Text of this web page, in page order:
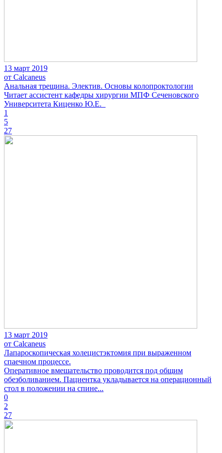
13 март 2019
от Calcaneus
Анальная трещина. Электив. Основы колопроктологии
Читает ассистент кафедры хирургии МПФ Сеченовского
Университета Киценко Ю.Е.
1
5
27
13 март 2019
от Calcaneus
Лапароскопическая холецистэктомия при выраженном
спаечном процессе.
Оперативное вмешательство проводится под общим
обезболиванием. Пациентка укладывается на операционный
стол в положении на спине...
0
2
27